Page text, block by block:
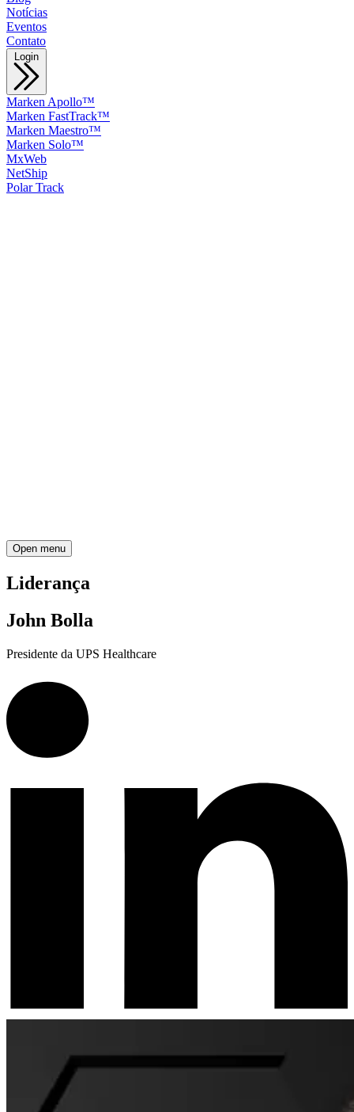
Notícias
Eventos
Contato
Login
Marken Apollo™
Marken FastTrack™
Marken Maestro™
Marken Solo™
MxWeb
NetShip
Polar Track
Open menu
Liderança
John Bolla
Presidente da UPS Healthcare